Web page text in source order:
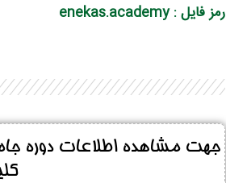
رمز فایل : enekas.academy
جهت مشاهده اطلاعات دوره